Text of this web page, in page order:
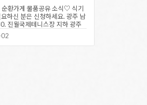
환가게 물품공유 소식♡ 식기
하신 분은 신청하세요. 광주 남
진월국제테니스장 지하 광주
공유자원…